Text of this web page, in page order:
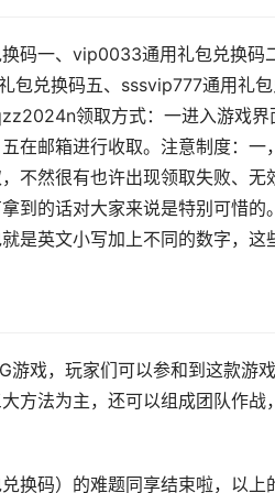
码一、vip0033通用礼包兑换码
兑换码五、sssvip777通用礼
领取方式：一进入游戏界
在邮箱进行收取。注意制度：一
不然很有也许出现领取失败、
到的话对大家来说是特别可惜
是英文小写加上不同的数字，这
游戏，玩家们可以参和到这款游
方法为主，还可以组成团队作
换码）的难题同享结束啦，以